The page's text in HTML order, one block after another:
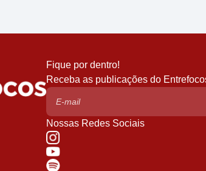
Fique por dentro!
Receba as publicações do
Nossas Redes Sociais